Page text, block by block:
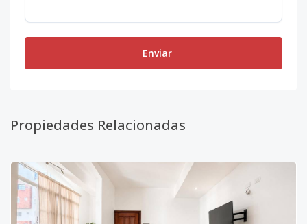
Enviar
Propiedades Relacionadas